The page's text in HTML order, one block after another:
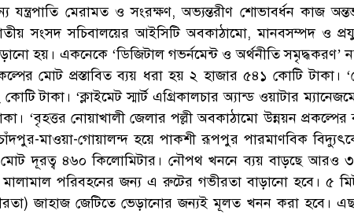
মেরামত ও সংরক্ষণ, অভ্যন্তরীণ শোভাবর্ধন কাজ
সংসদ সচিবালয়ের আইসিটি অবকাঠামো, মানবসম্পদ ও
হয়। একনেকে ‘ডিজিটাল গভর্নমেন্ট ও অর্থনীতি সমৃদ্ধকরণ’
মোট প্রস্তাবিত ব্যয় ধরা হয় ২ হাজার ৫৪১ কোটি টাকা।
টাকা। ‘ক্লাইমেট স্মার্ট এগ্রিকালচার অ্যান্ড ওয়াটার
‘বৃহত্তর নোয়াখালী জেলার পল্লী অবকাঠামো উন্নয়ন প্রকল্পের
মাওয়া-গোয়ালন্দ হয়ে পাকশী রূপপুর পারমাণবিক
দূরত্ব ৪৬০ কিলোমিটার। নৌপথ খননে ব্যয় বাড়ছে আরও
মালামাল পরিবহনের জন্য এ রুটের গভীরতা বাড়ানো হবে। ৫
জাহাজ জেটিতে ভেড়ানোর জন্যই মূলত খনন করা হবে।